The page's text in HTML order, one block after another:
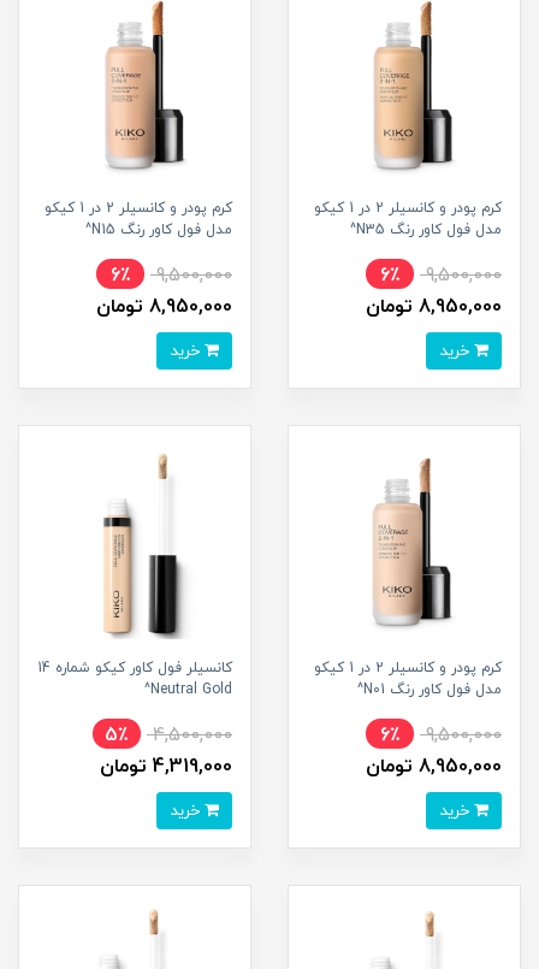
کرم پودر و کانسیلر 2 در 1 کیکو
مدل فول کاور رنگ N35^
9,500,000
6٪
8,950,000 تومان
کرم پودر و کانسیلر 2 در 1 کیکو
مدل فول کاور رنگ N15^
9,500,000
6٪
8,950,000 تومان
کرم پودر و کانسیلر 2 در 1 کیکو
مدل فول کاور رنگ N01^
9,500,000
6٪
8,950,000 تومان
کانسیلر فول کاور کیکو شماره 14
Neutral Gold^
4,500,000
5٪
4,319,000 تومان